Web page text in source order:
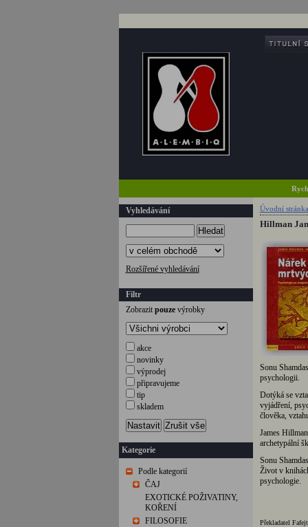
Vyhledávání
Hledat
Rozšířené vyhledávání
Filtr
Zobrazit pouzevýrobky
akce
novinky
výprodej
připravujeme
tip
skladem
Nastavit Zrušit vše
Kategorie
Podle kategorií
ČAJ
EXOTICKÉ POŽIVATINY,
KOŘENÍ
FILOSOFIE
Úvodní stránka
Hillman
Sonu
psychologii.
Dotýká se
vyjádření,
člověka,
James
archetypální
Sonu
Život v
psychologie.
Překladatel